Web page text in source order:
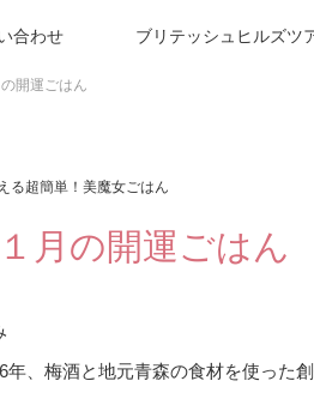
合わせ ブリテッシュヒルズツ
開運ごはん
る超簡単！美魔女ごはん
月の開運ごはん
年、梅酒と地元青森の食材を使った